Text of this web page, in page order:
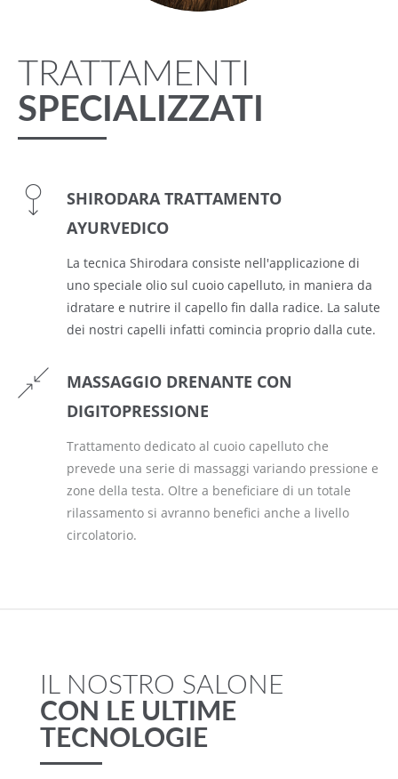
TRATTAMENTI
SPECIALIZZATI
SHIRODARA TRATTAMENTO
AYURVEDICO
La tecnica Shirodara consiste nell'applicazione di
uno speciale olio sul cuoio capelluto, in maniera da
idratare e nutrire il capello fin dalla radice. La salute
dei nostri capelli infatti comincia proprio dalla cute.
MASSAGGIO DRENANTE CON
DIGITOPRESSIONE
Trattamento dedicato al cuoio capelluto che
prevede una serie di massaggi variando pressione e
zone della testa. Oltre a beneficiare di un totale
rilassamento si avranno benefici anche a livello
circolatorio.
IL NOSTRO SALONE
CON LE ULTIME
TECNOLOGIE